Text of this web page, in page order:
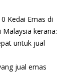
Kedai Emas di
Malaysia kerana:
untuk jual
jual emas